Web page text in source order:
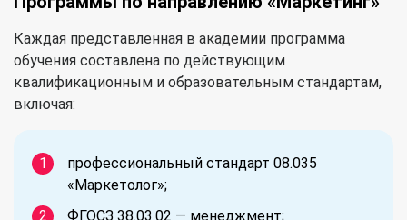
Каждая представленная в академии программа
обучения составлена по действующим
квалификационным и образовательным стандартам,
включая:
профессиональный стандарт 08.035
«Маркетолог»;
ФГОСЗ 38.03.02 — менеджмент;